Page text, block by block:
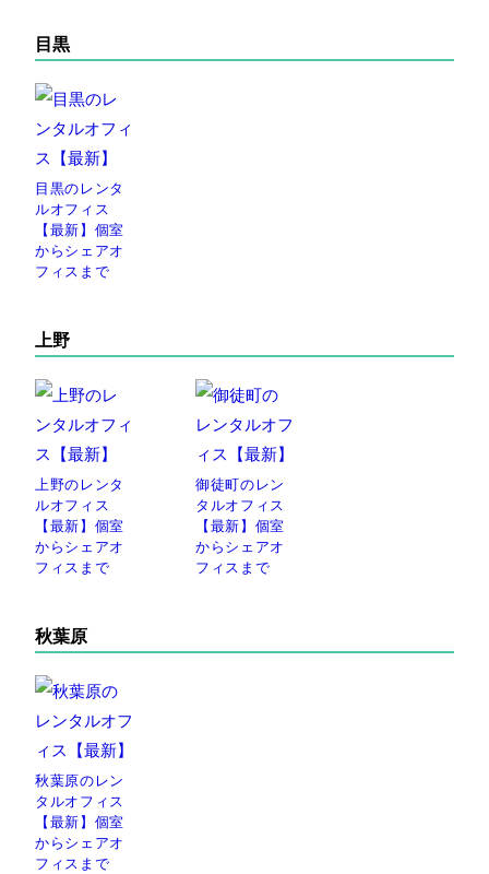
目黒
目黒のレンタ
ルオフィス
【最新】個室
からシェアオ
フィスまで
上野
上野のレンタ
ルオフィス
【最新】個室
からシェアオ
フィスまで
御徒町のレン
タルオフィス
【最新】個室
からシェアオ
フィスまで
秋葉原
秋葉原のレン
タルオフィス
【最新】個室
からシェアオ
フィスまで